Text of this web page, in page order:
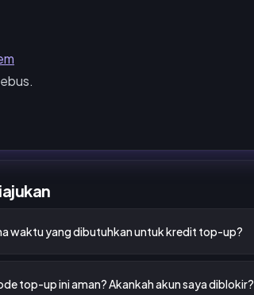
waktu yang dibutuhkan untuk kredit top-up?
top-up ini aman? Akankah akun saya diblokir?